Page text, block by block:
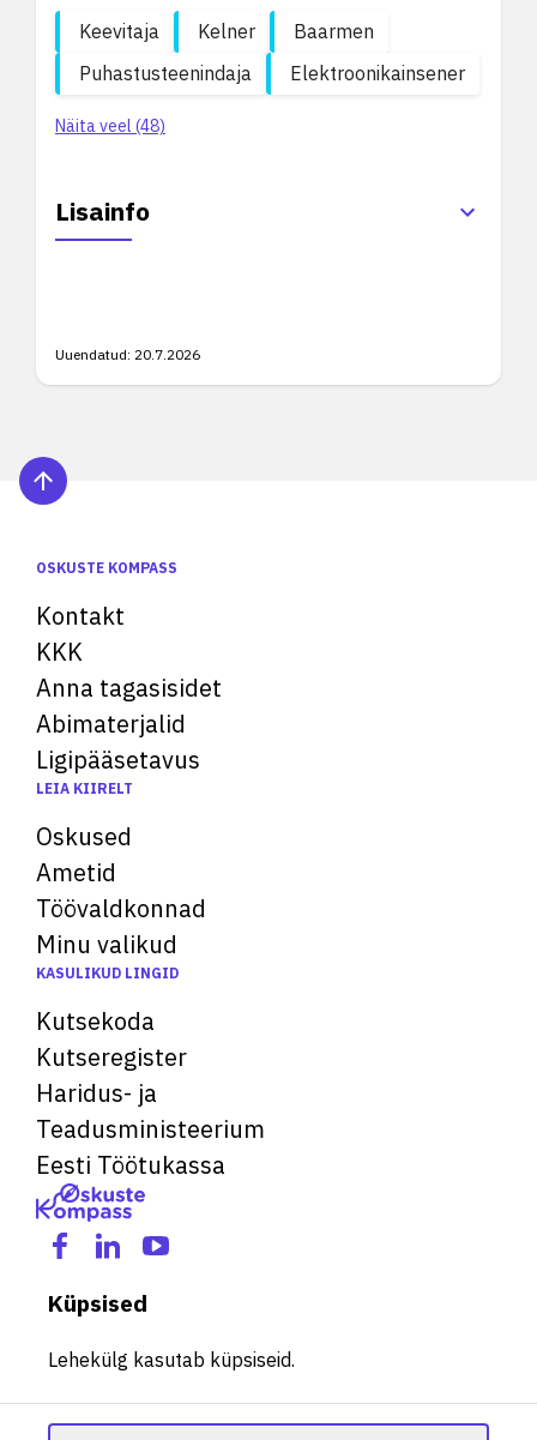
Keevitaja Kelner
Baarmen
Puhastusteenindaja
Elektroonikainsener
Näita veel (48)
Lisainfo
Uuendatud: 20.7.2026
OSKUSTE KOMPASS
Kontakt
KKK
Anna tagasisidet
Abimaterjalid
Ligipääsetavus
LEIA KIIRELT
Oskused
Ametid
Töövaldkonnad
Minu valikud
KASULIKUD LINGID
Kutsekoda
Kutseregister
Haridus- ja
Teadusministeerium
Eesti Töötukassa
Küpsised
Lehekülg kasutab küpsiseid.